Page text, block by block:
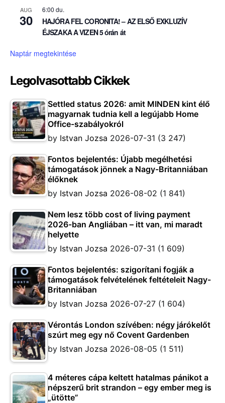
AUG
30
6:00 du.
HAJÓRA FEL CORONITA! – AZ ELSŐ EXKLUZÍV
ÉJSZAKA A VIZEN 5 órán át
Naptár megtekintése
Legolvasottabb Cikkek
Settled status 2026: amit MINDEN kint élő
magyarnak tudnia kell a legújabb Home
Office-szabályokról
by Istvan Jozsa 2026-07-31 (3 247)
Fontos bejelentés: Újabb megélhetési
támogatások jönnek a Nagy-Britanniában
élőknek
by Istvan Jozsa 2026-08-02 (1 841)
Nem lesz több cost of living payment
2026-ban Angliában – itt van, mi maradt
helyette
by Istvan Jozsa 2026-07-31 (1 609)
Fontos bejelentés: szigorítani fogják a
támogatások felvételének feltételeit Nagy-
Britanniában
by Istvan Jozsa 2026-07-27 (1 604)
Vérontás London szívében: négy járókelőt
szúrt meg egy nő Covent Gardenben
by Istvan Jozsa 2026-08-05 (1 511)
4 méteres cápa keltett hatalmas pánikot a
népszerű brit strandon – egy ember meg is
„ütötte”